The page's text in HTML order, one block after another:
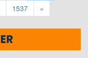
1537 »